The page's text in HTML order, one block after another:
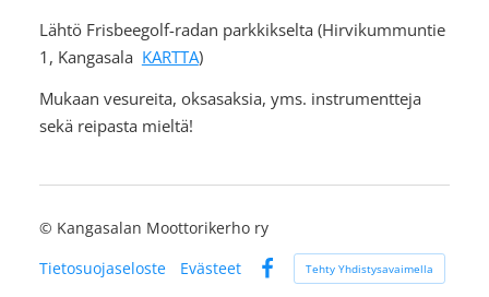
Lähtö Frisbeegolf-radan parkkikselta (Hirvikummuntie
1, Kangasala KARTTA)
Mukaan vesureita, oksasaksia, yms. instrumentteja
sekä reipasta mieltä!
© Kangasalan Moottorikerho ry
Tietosuojaseloste
Evästeet
Facebook
Tehty Yhdistysavaimella